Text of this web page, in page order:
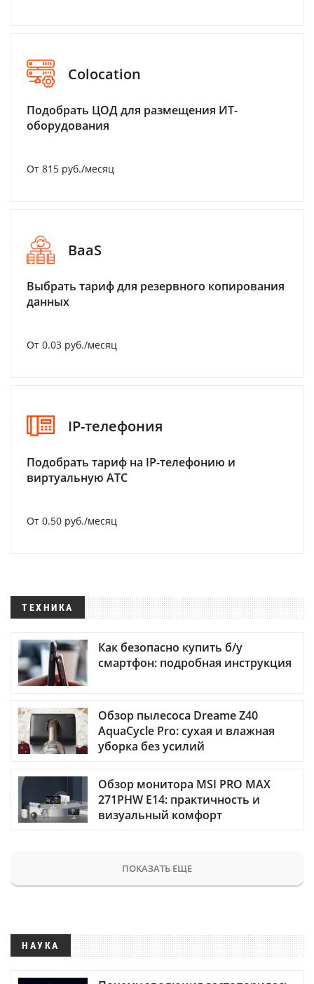
Colocation
Подобрать ЦОД для размещения ИТ-
оборудования
От 815 руб./месяц
BaaS
Выбрать тариф для резервного копирования
данных
От 0.03 руб./месяц
IP-телефония
Подобрать тариф на IP-телефонию и
виртуальную АТС
От 0.50 руб./месяц
ТЕХНИКА
Как безопасно купить б/у
смартфон: подробная инструкция
Обзор пылесоса Dreame Z40
AquaCycle Pro: сухая и влажная
уборка без усилий
Обзор монитора MSI PRO MAX
271PHW E14: практичность и
визуальный комфорт
ПОКАЗАТЬ ЕЩЕ
НАУКА